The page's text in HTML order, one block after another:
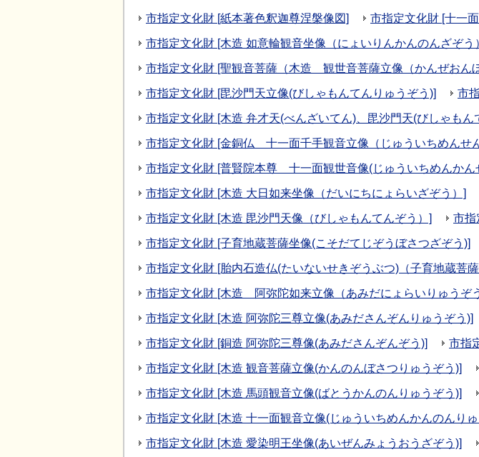
市指定文化財 [紙本著色釈迦尊涅槃像図] 市指定文化財 [十一
市指定文化財 [木造 如意輪観音坐像（にょいりんかんのんざぞう
市指定文化財 [聖観音菩薩（木造 観世音菩薩立像（かんぜおん
市指定文化財 [毘沙門天立像(びしゃもんてんりゅうぞう)] 市
市指定文化財 [木造 弁才天(べんざいてん)、毘沙門天(びしゃも
市指定文化財 [金銅仏 十一面千手観音立像（じゅういちめんせ
市指定文化財 [普賢院本尊 十一面観世音像(じゅういちめんかん
市指定文化財 [木造 大日如来坐像（だいにちにょらいざぞう）]
市指定文化財 [木造 毘沙門天像（びしゃもんてんぞう）] 市指
市指定文化財 [子育地蔵菩薩坐像(こそだてじぞうぼさつざぞう)]
市指定文化財 [胎内石造仏(たいないせきぞうぶつ)（子育地蔵菩
市指定文化財 [木造 阿弥陀如来立像（あみだにょらいりゅうぞ
市指定文化財 [木造 阿弥陀三尊立像(あみださんぞんりゅうぞう)]
市指定文化財 [銅造 阿弥陀三尊像(あみださんぞんぞう)] 市指
市指定文化財 [木造 観音菩薩立像(かんのんぼさつりゅうぞう)]
市指定文化財 [木造 馬頭観音立像(ばとうかんのんりゅうぞう)]
市指定文化財 [木造 十一面観音立像(じゅういちめんかんのんり
市指定文化財 [木造 愛染明王坐像(あいぜんみょうおうざぞう)]